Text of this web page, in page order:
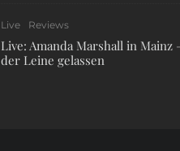
Live Reviews
Live: Amanda Marshall in Mainz
der Leine gelassen